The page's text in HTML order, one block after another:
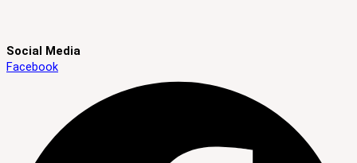
Social Media
Facebook